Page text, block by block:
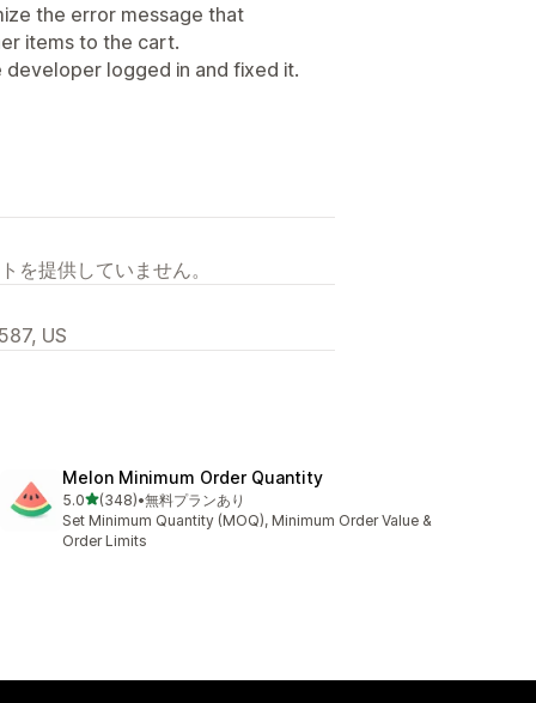
the error message that
items to the cart.
developer logged in and fixed it.
を提供していません。
US
Melon Minimum Order Quantity
5.05つ星中
(348)
合計レビュー数：348件
•無料プランあり
Set Minimum Quantity (MOQ), Minimum Order Value &
Order Limits